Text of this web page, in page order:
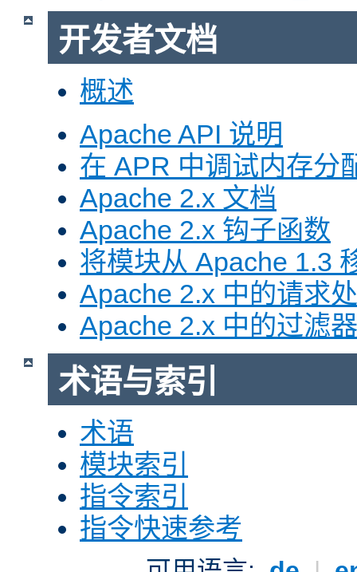
开发者文档
概述
Apache API 说明
在 APR 中调试内存分
Apache 2.x 文档
Apache 2.x 钩子函数
将模块从 Apache 1.3
Apache 2.x 中的请求
Apache 2.x 中的过滤器
术语与索引
术语
模块索引
指令索引
指令快速参考